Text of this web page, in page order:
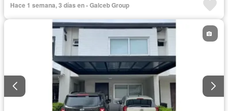
Hace 1 semana, 3 días en - Galceb Group